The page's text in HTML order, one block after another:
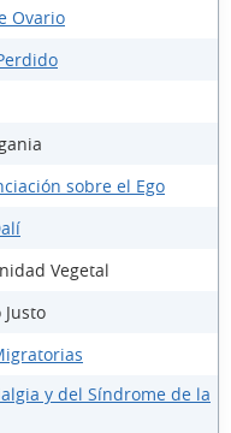
Ovario
sobre el Ego
Vegetal
y del Síndrome de la